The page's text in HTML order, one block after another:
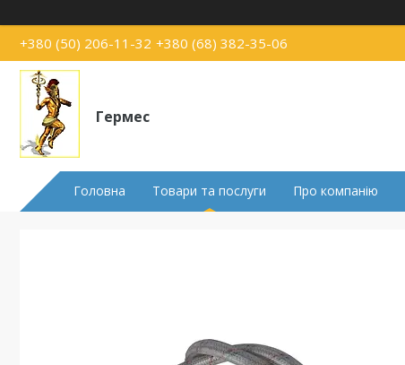
+380 (50) 206-11-32 +380 (68) 382-35-06
Гермес
Головна Товари та послуги Про компанію